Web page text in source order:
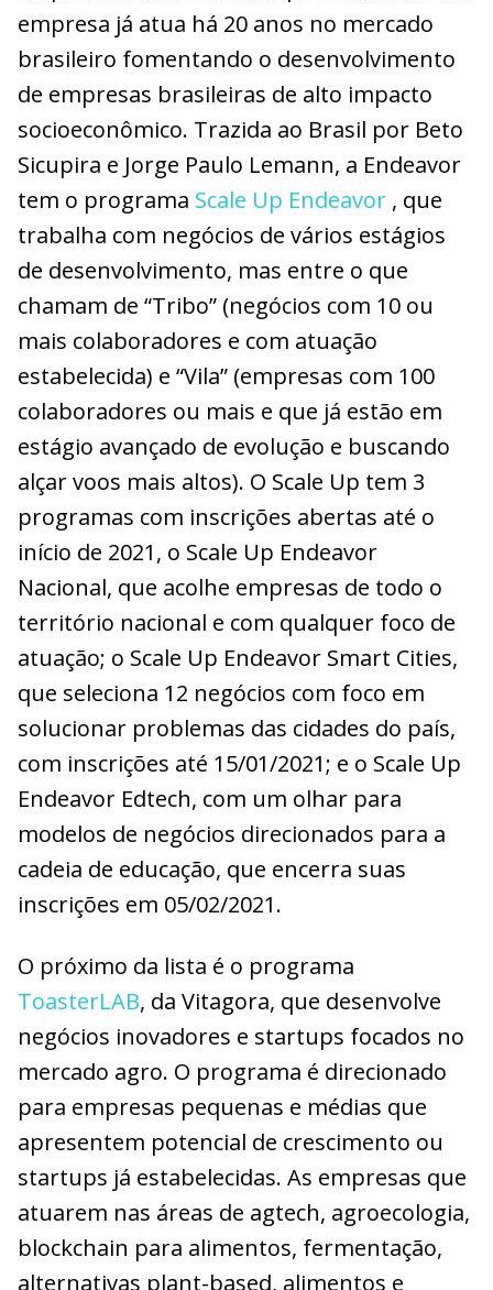
empresa já atua há 20 anos no mercado
brasileiro fomentando o desenvolvimento
de empresas brasileiras de alto impacto
socioeconômico. Trazida ao Brasil por Beto
Sicupira e Jorge Paulo Lemann, a Endeavor
tem o programa Scale Up Endeavor , que
trabalha com negócios de vários estágios
de desenvolvimento, mas entre o que
chamam de “Tribo” (negócios com 10 ou
mais colaboradores e com atuação
estabelecida) e “Vila” (empresas com 100
colaboradores ou mais e que já estão em
estágio avançado de evolução e buscando
alçar voos mais altos). O Scale Up tem 3
programas com inscrições abertas até o
início de 2021, o Scale Up Endeavor
Nacional, que acolhe empresas de todo o
território nacional e com qualquer foco de
atuação; o Scale Up Endeavor Smart Cities,
que seleciona 12 negócios com foco em
solucionar problemas das cidades do país,
com inscrições até 15/01/2021; e o Scale Up
Endeavor Edtech, com um olhar para
modelos de negócios direcionados para a
cadeia de educação, que encerra suas
inscrições em 05/02/2021.
O próximo da lista é o programa
ToasterLAB, da Vitagora, que desenvolve
negócios inovadores e startups focados no
mercado agro. O programa é direcionado
para empresas pequenas e médias que
apresentem potencial de crescimento ou
startups já estabelecidas. As empresas que
atuarem nas áreas de agtech, agroecologia,
blockchain para alimentos, fermentação,
alternativas plant-based, alimentos e